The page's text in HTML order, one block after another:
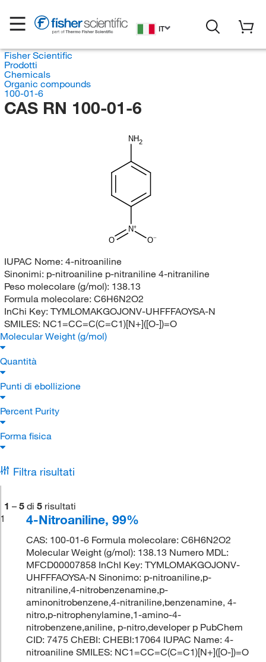
IT
Fisher Scientific
Prodotti
Chemicals
Organic compounds
100-01-6
CAS RN 100-01-6
NH2
N
O
O
IUPAC Nome: 4-nitroaniline
Sinonimi: p-nitroaniline p-nitraniline 4-nitraniline
Peso molecolare (g/mol): 138.13
Formula molecolare: C6H6N2O2
InChi Key: TYMLOMAKGOJONV-UHFFFAOYSA-N
SMILES: NC1=CC=C(C=C1)[N+]([O-])=O
Molecular Weight (g/mol)
Quantità
Punti di ebollizione
Percent Purity
Forma fisica
Filtra risultati
1 – 5 di 5 risultati
1
4-Nitroaniline, 99%
CAS: 100-01-6 Formula molecolare: C6H6N2O2
Molecular Weight (g/mol): 138.13 Numero MDL:
MFCD00007858 InChI Key: TYMLOMAKGOJONV-
UHFFFAOYSA-N Sinonimo: p-nitroaniline,p-
nitraniline,4-nitrobenzenamine,p-
aminonitrobenzene,4-nitraniline,benzenamine, 4-
nitro,p-nitrophenylamine,1-amino-4-
nitrobenzene,aniline, p-nitro,developer p PubChem
CID: 7475 ChEBI: CHEBI:17064 IUPAC Name: 4-
nitroaniline SMILES: NC1=CC=C(C=C1)[N+]([O-])=O